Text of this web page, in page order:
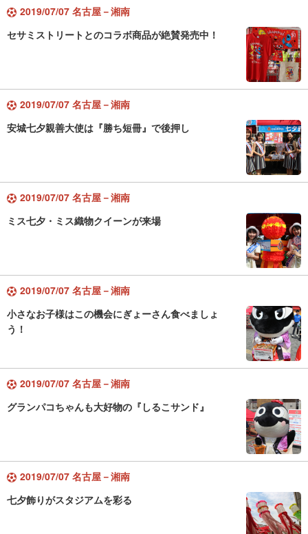
2019/07/07 名古屋－湘南
セサミストリートとのコラボ商品が絶賛発売中！
2019/07/07 名古屋－湘南
安城七夕親善大使は『勝ち短冊』で後押し
2019/07/07 名古屋－湘南
ミス七夕・ミス織物クイーンが来場
2019/07/07 名古屋－湘南
小さなお子様はこの機会にぎょーさん食べましょ
う！
2019/07/07 名古屋－湘南
グランパコちゃんも大好物の『しるこサンド』
2019/07/07 名古屋－湘南
七夕飾りがスタジアムを彩る